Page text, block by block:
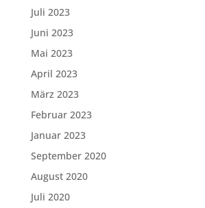
Juli 2023
Juni 2023
Mai 2023
April 2023
März 2023
Februar 2023
Januar 2023
September 2020
August 2020
Juli 2020